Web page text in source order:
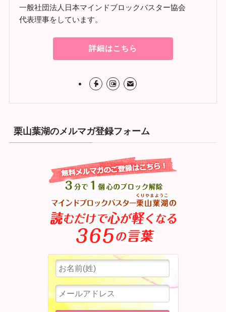
一般社団法人日本マインドブロックバスター協会
代表理事をしています。
詳細はこちら
栗山葉湖のメルマガ登録フォーム